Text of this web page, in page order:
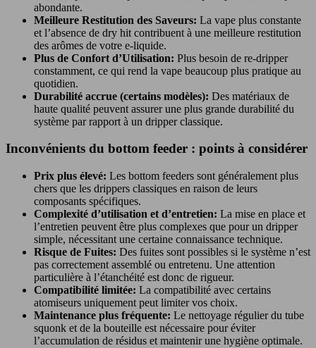
abondante.
Meilleure Restitution des Saveurs: La vape plus constante
et l’absence de dry hit contribuent à une meilleure restitution
des arômes de votre e-liquide.
Plus de Confort d’Utilisation: Plus besoin de re-dripper
constamment, ce qui rend la vape beaucoup plus pratique au
quotidien.
Durabilité accrue (certains modèles): Des matériaux de
haute qualité peuvent assurer une plus grande durabilité du
système par rapport à un dripper classique.
Inconvénients du bottom feeder : points à considérer
Prix plus élevé: Les bottom feeders sont généralement plus
chers que les drippers classiques en raison de leurs
composants spécifiques.
Complexité d’utilisation et d’entretien: La mise en place et
l’entretien peuvent être plus complexes que pour un dripper
simple, nécessitant une certaine connaissance technique.
Risque de Fuites: Des fuites sont possibles si le système n’est
pas correctement assemblé ou entretenu. Une attention
particulière à l’étanchéité est donc de rigueur.
Compatibilité limitée: La compatibilité avec certains
atomiseurs uniquement peut limiter vos choix.
Maintenance plus fréquente: Le nettoyage régulier du tube
squonk et de la bouteille est nécessaire pour éviter
l’accumulation de résidus et maintenir une hygiène optimale.